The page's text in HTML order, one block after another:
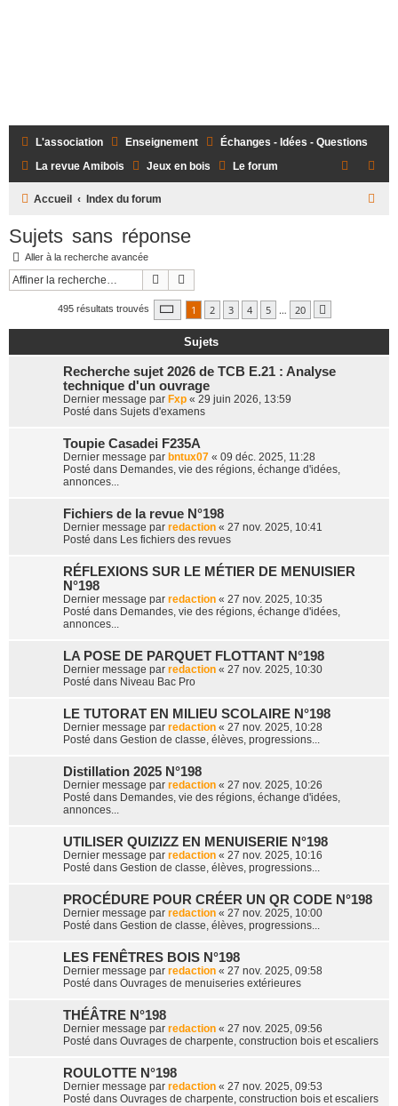
L'association Enseignement
Échanges - Idées - Questions
La revue Amibois
Jeux en bois Le forum
Accueil Index du forum
Sujets sans réponse
Aller à la recherche avancée
Rechercher
495 résultats trouvés Page sur 20
1 2 3 4 5 … 20
Sujets
Recherche sujet 2026 de TCB E.21 : Analyse
technique d'un ouvrage
Dernier message par Fxp « 29 juin 2026, 13:59
Posté dans Sujets d'examens
Toupie Casadei F235A
Dernier message par bntux07 « 09 déc. 2025, 11:28
Posté dans Demandes, vie des régions, échange d'idées,
annonces...
Fichiers de la revue N°198
Dernier message par redaction « 27 nov. 2025, 10:41
Posté dans Les fichiers des revues
RÉFLEXIONS SUR LE MÉTIER DE MENUISIER
N°198
Dernier message par redaction « 27 nov. 2025, 10:35
Posté dans Demandes, vie des régions, échange d'idées,
annonces...
LA POSE DE PARQUET FLOTTANT N°198
Dernier message par redaction « 27 nov. 2025, 10:30
Posté dans Niveau Bac Pro
LE TUTORAT EN MILIEU SCOLAIRE N°198
Dernier message par redaction « 27 nov. 2025, 10:28
Posté dans Gestion de classe, élèves, progressions...
Distillation 2025 N°198
Dernier message par redaction « 27 nov. 2025, 10:26
Posté dans Demandes, vie des régions, échange d'idées,
annonces...
UTILISER QUIZIZZ EN MENUISERIE N°198
Dernier message par redaction « 27 nov. 2025, 10:16
Posté dans Gestion de classe, élèves, progressions...
PROCÉDURE POUR CRÉER UN QR CODE N°198
Dernier message par redaction « 27 nov. 2025, 10:00
Posté dans Gestion de classe, élèves, progressions...
LES FENÊTRES BOIS N°198
Dernier message par redaction « 27 nov. 2025, 09:58
Posté dans Ouvrages de menuiseries extérieures
THÉÂTRE N°198
Dernier message par redaction « 27 nov. 2025, 09:56
Posté dans Ouvrages de charpente, construction bois et escaliers
ROULOTTE N°198
Dernier message par redaction « 27 nov. 2025, 09:53
Posté dans Ouvrages de charpente, construction bois et escaliers